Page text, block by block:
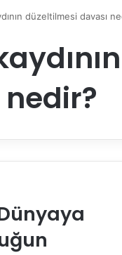
düzeltilmesi davası